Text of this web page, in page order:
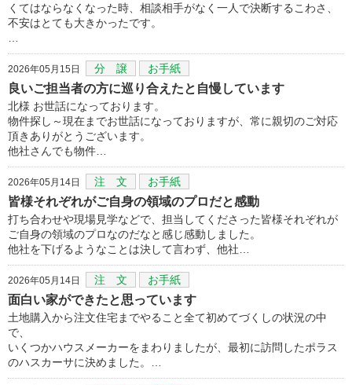
くてはならなくなった時、相談相手がなく一人で決断するこわさ、
不安はとても大きかったです。
2026年05月15日 分 譲 お手紙
良いご担当者の方に巡り合えたと自慢しています
北様 お世話になっております。
物件探し～現在までお世話になっておりますが、常に親切のご対応
頂きありがとうございます。
他社さんでも物件…
2026年05月14日 注 文 お手紙
皆様それぞれがご自身の領域のプロだと感動
打ち合わせや現場見学などで、担当してくださった皆様それぞれが
ご自身の領域のプロなのだなと感じ感動しました。
他社を下げるようなことは決して言わず、他社…
2026年05月14日 注 文 お手紙
面白い家ができたと思っています
土地購入から注文住宅までやること全て初めてづくしの状況の中
で、
いくつかハウスメーカーをまわりましたが、最初に訪問したポラス
のハスカーサに決めました。…